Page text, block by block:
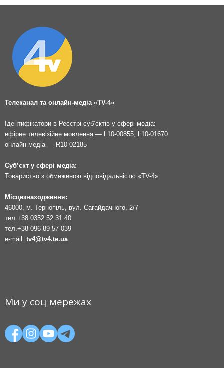
Телеканал та онлайн-медіа «TV-4»
Ідентифікатори в Реєстрі суб’єктів у сфері медіа:
ефірне телевізійне мовлення — L10-00855, L10-01670
онлайн-медіа — R10-02185
Суб’єкт у сфері медіа:
Товариство з обмеженою відповідальністю «TV-4»
Місцезнаходження:
46000, м. Тернопіль, вул. Сагайдачного, 2/7
тел.+38 0352 52 31 40
тел.+38 096 89 57 039
e-mail: tv4@tv4.te.ua
Ми у соц мережах